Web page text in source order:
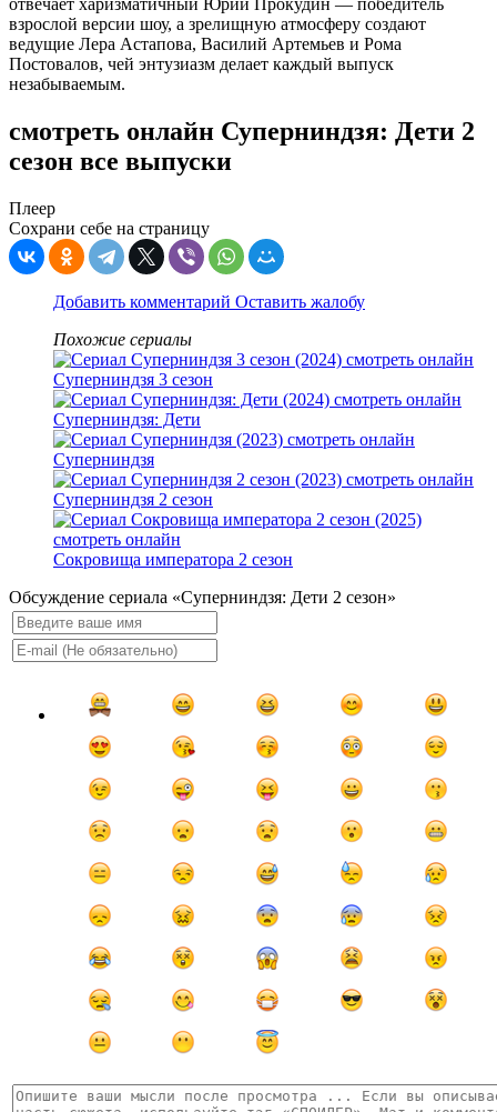
отвечает харизматичный Юрий Прокудин — победитель
взрослой версии шоу, а зрелищную атмосферу создают
ведущие Лера Астапова, Василий Артемьев и Рома
Постовалов, чей энтузиазм делает каждый выпуск
незабываемым.
смотреть онлайн Суперниндзя: Дети 2
сезон все выпуски
Плеер
Сохрани себе на страницу
Добавить комментарий Оставить жалобу
Похожие сериалы
Суперниндзя 3 сезон
Суперниндзя: Дети
Суперниндзя
Суперниндзя 2 сезон
Сокровища императора 2 сезон
Обсуждение сериала «Суперниндзя: Дети 2 сезон»